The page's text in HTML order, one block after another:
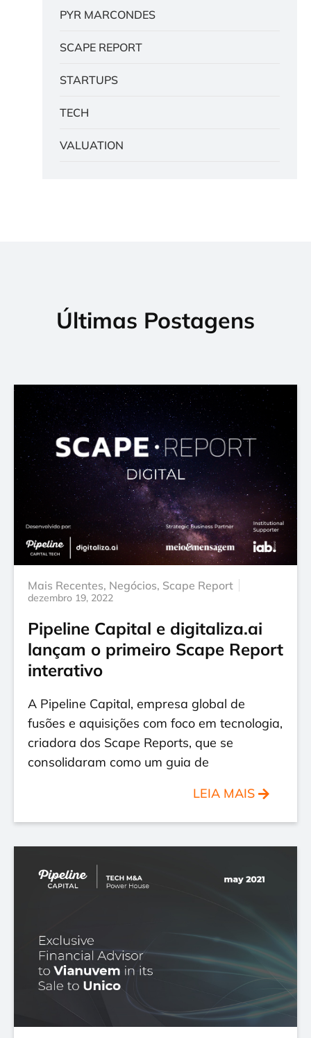
PYR MARCONDES
SCAPE REPORT
STARTUPS
TECH
VALUATION
Últimas Postagens
Mais Recentes, Negócios, Scape Report
dezembro 19, 2022
Pipeline Capital e digitaliza.ai
lançam o primeiro Scape Report
interativo
A Pipeline Capital, empresa global de
fusões e aquisições com foco em tecnologia,
criadora dos Scape Reports, que se
consolidaram como um guia de
LEIA MAIS